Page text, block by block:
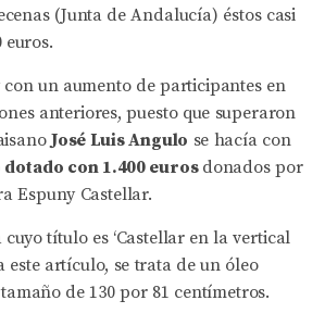
(Junta de Andalucía) éstos casi
euros.
con un aumento de participantes en
anteriores, puesto que superaron
José Luis Angulo se hacía con
con 1.400 euros donados por
Espuny Castellar.
título es ‘Castellar en la vertical
este artículo, se trata de un óleo
de 130 por 81 centímetros.